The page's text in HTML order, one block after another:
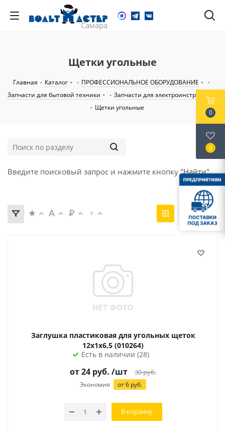
Щетки угольные
Главная - Каталог - ПРОФЕССИОНАЛЬНОЕ ОБОРУДОВАНИЕ
-
Запчасти для бытовой техники
- Запчасти для электроинструмента
- Щетки угольные
Введите поисковый запрос и нажмите кнопку "Найти".
Заглушка пластиковая для угольных щеток
12х1х6,5 (010264)
Есть в наличии (28)
от24 руб. /шт 30руб.
Экономия от6 руб.
В корзину
0
0